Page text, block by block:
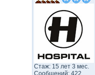
Стаж: 15 лет 3 мес.
Сообщений: 422